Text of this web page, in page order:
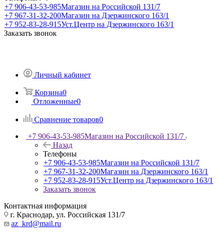
+7 906-43-53-985Магазин на Российской 131/7
+7 967-31-32-200Магазин на Дзержинского 163/1
+7 952-83-28-915Уст.Центр на Дзержинского 163/1
Заказать звонок
Личный кабинет
Корзина0
Отложенные0
Сравнение товаров0
+7 906-43-53-985Магазин на Российской 131/7
Назад
Телефоны
+7 906-43-53-985Магазин на Российской 131/7
+7 967-31-32-200Магазин на Дзержинского 163/1
+7 952-83-28-915Уст.Центр на Дзержинского 163/1
Заказать звонок
Контактная информация
г. Краснодар, ул. Российская 131/7
az_krd@mail.ru